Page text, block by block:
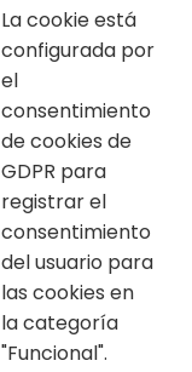
La cookie está
configurada por
el
consentimiento
de cookies de
GDPR para
registrar el
consentimiento
del usuario para
las cookies en
la categoría
"Funcional".